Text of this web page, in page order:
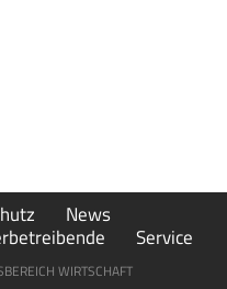
News
Service
WIRTSCHAFT